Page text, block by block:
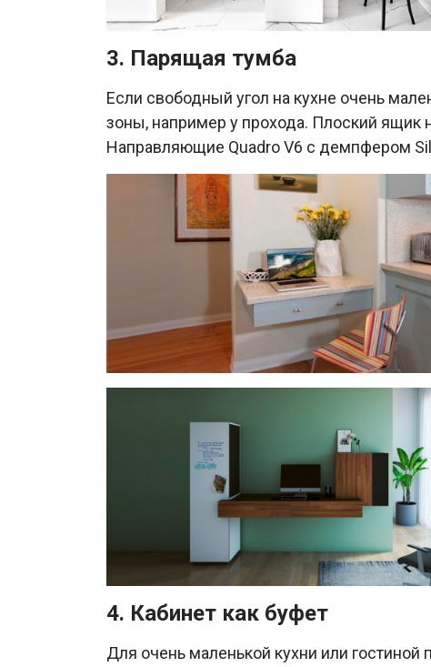
3. Парящая тумба
Если свободный угол на кухне очень
зоны, например у прохода. Плоский
Направляющие Quadro V6 с демпфером
4. Кабинет как буфет
Для очень маленькой кухни или